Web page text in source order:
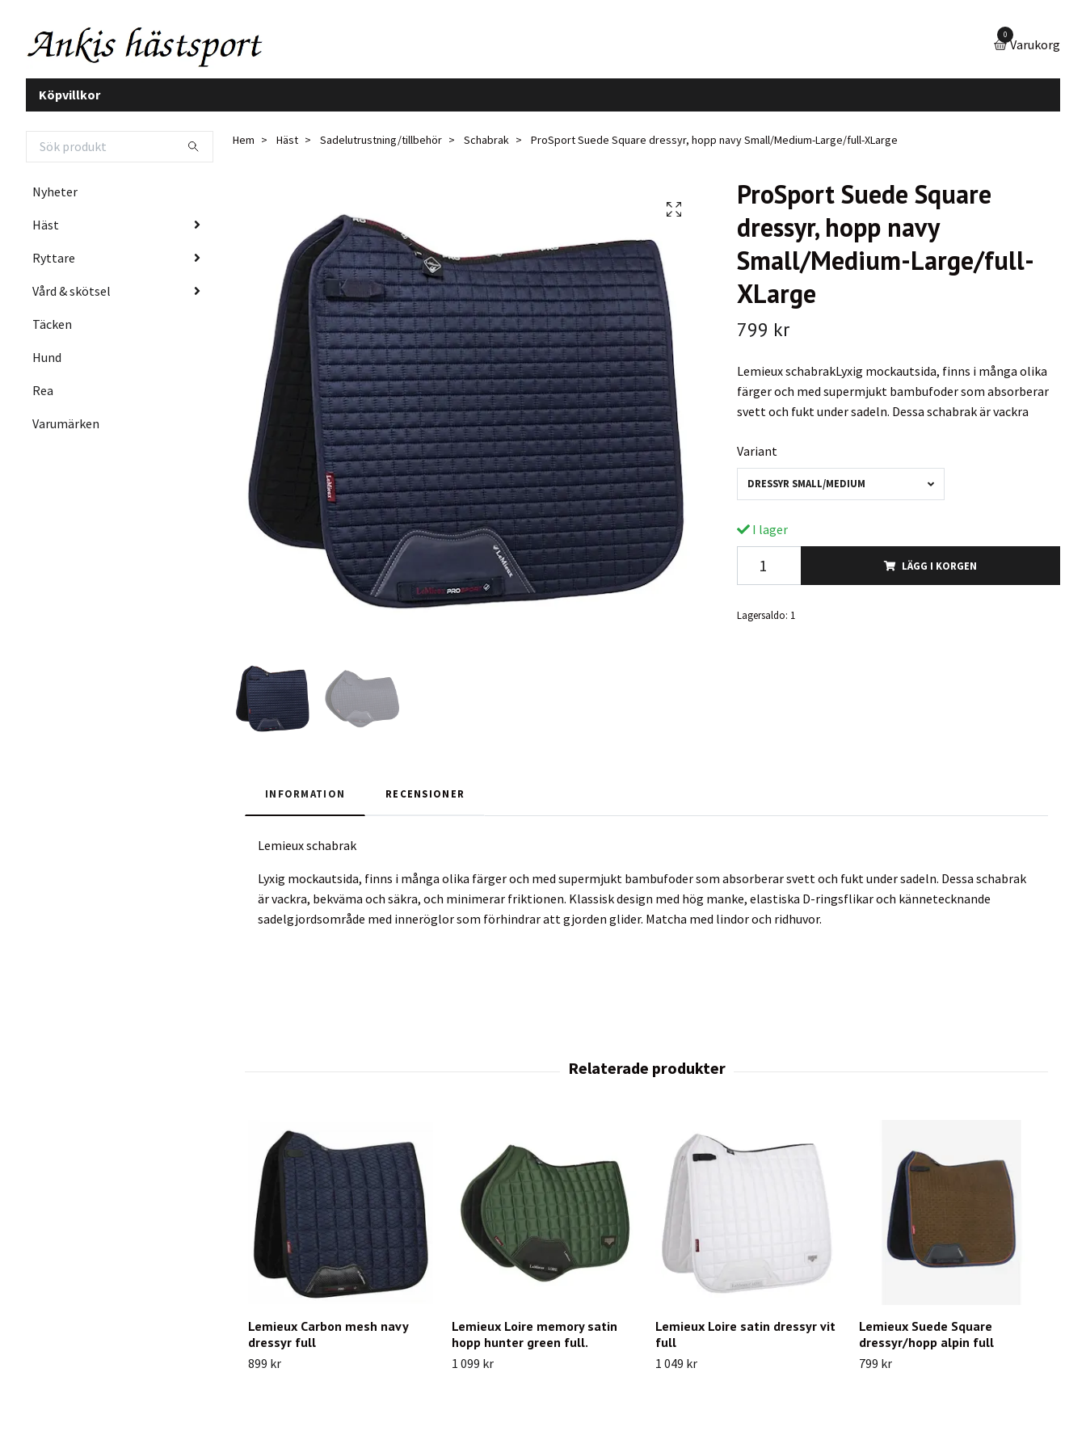
0
Varukorg
Köpvillkor
Nyheter
Häst
Ryttare
Vård & skötsel
Täcken
Hund
Rea
Varumärken
Hem Häst Sadelutrustning/tillbehör Schabrak ProSport Suede Square dressyr, hopp navy Small/Medium-Large/full-XLarge
ProSport Suede Square
dressyr, hopp navy
Small/Medium-Large/full-
XLarge
799 kr
Lemieux schabrakLyxig mockautsida, finns i många olika
färger och med supermjukt bambufoder som absorberar
svett och fukt under sadeln. Dessa schabrak är vackra
Variant
DRESSYR SMALL/MEDIUM
I lager
LÄGG I KORGEN
Lagersaldo: 1
INFORMATION RECENSIONER
Lemieux schabrak
Lyxig mockautsida, finns i många olika färger och med supermjukt bambufoder som absorberar svett och fukt under sadeln. Dessa schabrak
är vackra, bekväma och säkra, och minimerar friktionen. Klassisk design med hög manke, elastiska D-ringsflikar och kännetecknande
sadelgjordsområde med inneröglor som förhindrar att gjorden glider. Matcha med lindor och ridhuvor.
Lemieux Carbon mesh navy
dressyr full
899 kr
Lemieux Loire memory satin
hopp hunter green full.
1 099 kr
Lemieux Loire satin dressyr vit
full
1 049 kr
Lemieux Suede Square
dressyr/hopp alpin full
799 kr